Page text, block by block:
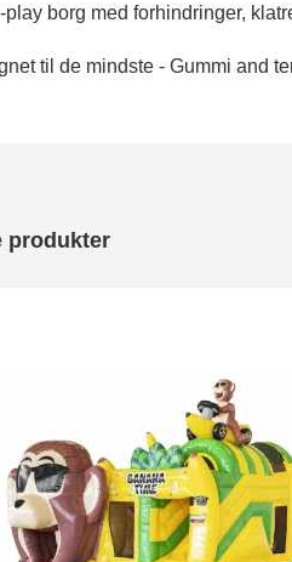
play borg med forhindringer,
til de mindste - Gummi and
produkter